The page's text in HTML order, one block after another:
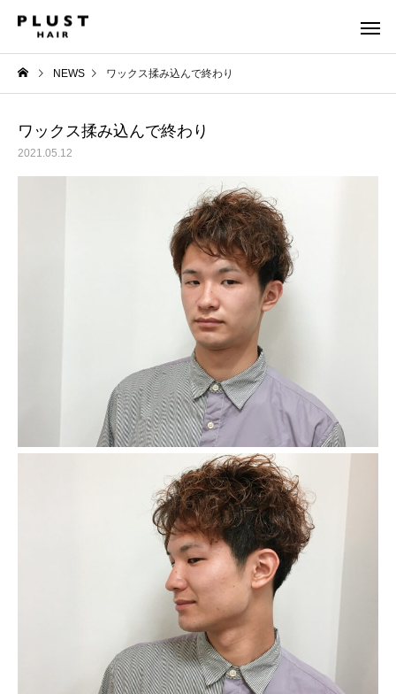
NEWS ワックス揉み込んで終わり
ワックス揉み込んで終わり
2021.05.12